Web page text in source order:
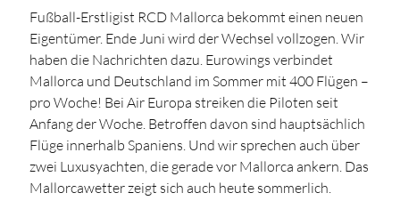
Fußball-Erstligist RCD Mallorca bekommt einen neuen
Eigentümer. Ende Juni wird der Wechsel vollzogen. Wir
haben die Nachrichten dazu. Eurowings verbindet
Mallorca und Deutschland im Sommer mit 400 Flügen –
pro Woche! Bei Air Europa streiken die Piloten seit
Anfang der Woche. Betroffen davon sind hauptsächlich
Flüge innerhalb Spaniens. Und wir sprechen auch über
zwei Luxusyachten, die gerade vor Mallorca ankern. Das
Mallorcawetter zeigt sich auch heute sommerlich.